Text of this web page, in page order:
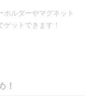
ホルダーやマグネット
ットできます！
！